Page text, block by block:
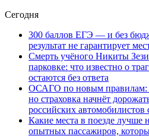
Сегодня
300 баллов ЕГЭ — и без
результат не гарантирует
Смерть учёного Никиты
парковке: что известно о
остаются без ответа
ОСАГО по новым правилам:
но страховка начнёт
российских автомобилистов
Какие места в поезде лучше
опытных пассажиров,